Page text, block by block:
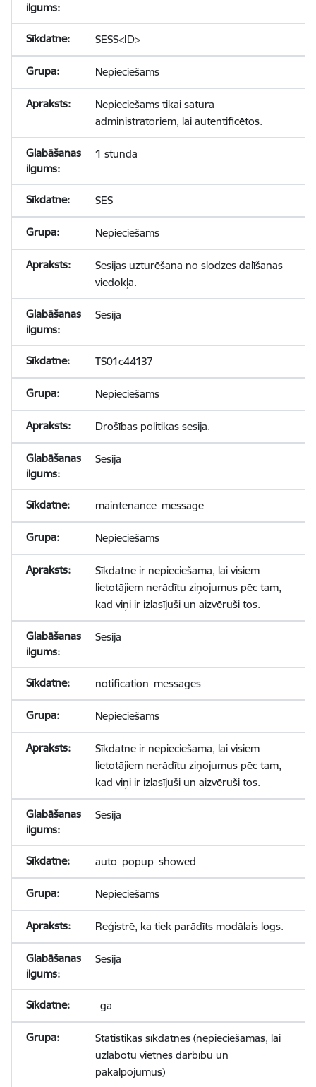
SESS<ID>
Nepieciešams
Nepieciešams tikai satura
administratoriem, lai autentificētos.
1 stunda
SES
Nepieciešams
Sesijas uzturēšana no slodzes dalīšanas
viedokļa.
Sesija
TS01c44137
Nepieciešams
Drošības politikas sesija.
Sesija
maintenance_message
Nepieciešams
Sīkdatne ir nepieciešama, lai visiem
lietotājiem nerādītu ziņojumus pēc tam,
kad viņi ir izlasījuši un aizvēruši tos.
Sesija
notification_messages
Nepieciešams
Sīkdatne ir nepieciešama, lai visiem
lietotājiem nerādītu ziņojumus pēc tam,
kad viņi ir izlasījuši un aizvēruši tos.
Sesija
auto_popup_showed
Nepieciešams
Reģistrē, ka tiek parādīts modālais logs.
Sesija
_ga
Statistikas sīkdatnes (nepieciešamas, lai
uzlabotu vietnes darbību un
pakalpojumus)